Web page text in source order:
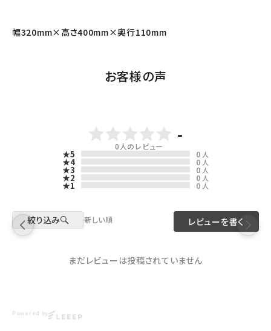
幅320mm×高さ400mm×奥行110mm
お客様の声
-
0 人のレビュー
★5 0 人
★4 0 人
★3 0 人
★2 0 人
★1 0 人
絞り込み 新しい順 レビューを書く
まだレビューは投稿されていません
Powered by